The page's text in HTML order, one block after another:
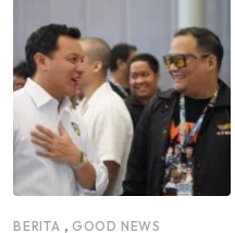
BERITA , GOOD NEWS